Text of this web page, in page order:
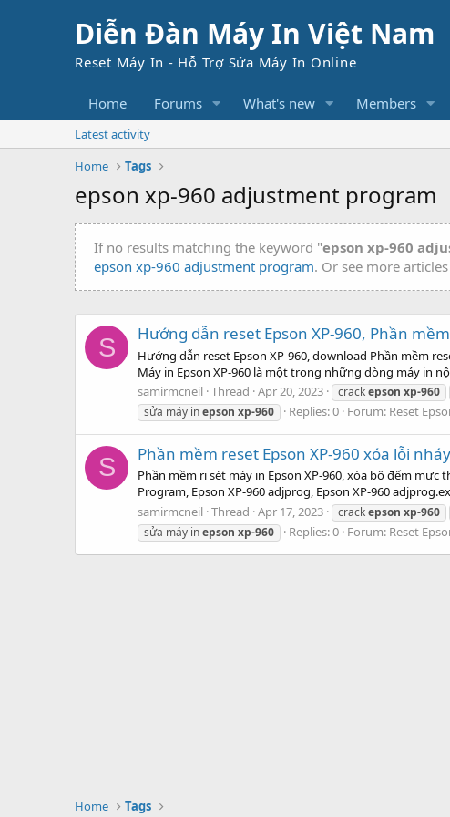
Diễn Đàn Máy In Việt Nam
Reset Máy In - Hỗ Trợ Sửa Máy In Online
Home Forums What's new Members
Latest activity
Home
Tags
epson xp-960 adjustment program
If no results matching the keyword "epson xp-960
epson xp-960 adjustment program. Or see more
S Hướng dẫn reset Epson XP-960, Phần
Hướng dẫn reset Epson XP-960, download Phần mềm
Máy in Epson XP-960 là một trong những dòng máy in
samirmcneil Thread Apr 20, 2023 crackepson xp-960
sửa máy inepson xp-960 Replies: 0 Forum: Reset
S Phần mềm reset Epson XP-960 xóa lỗi
Phần mềm ri sét máy in Epson XP-960, xóa bộ đếm
Program, Epson XP-960 adjprog, Epson XP-960
samirmcneil Thread Apr 17, 2023 crackepson xp-960
sửa máy inepson xp-960 Replies: 0 Forum: Reset
Home Tags